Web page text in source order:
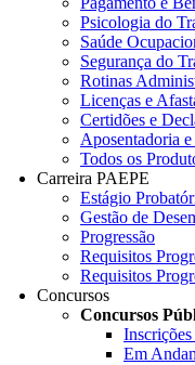
Psicologia do
Saúde
Segurança do
Rotinas
Licenças e
Certidões e
Aposentadoria
Todos os
Carreira PAEPE
Estágio
Gestão de
Progressão
Requisitos
Requisitos
Concursos
Concursos
Em